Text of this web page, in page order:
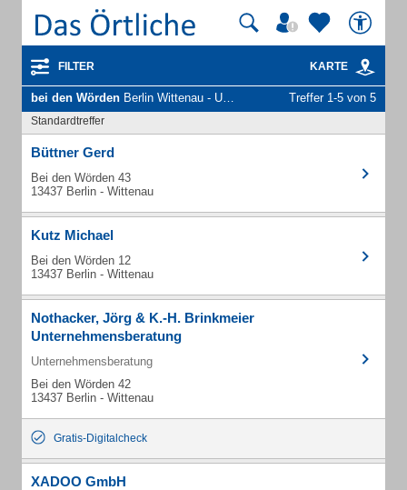
FILTER KARTE
bei den Wörden Berlin Wittenau - Unternehmen und Personen Treffer 1-5 von 5
Standardtreffer
Büttner Gerd
Bei den Wörden 43
13437 Berlin - Wittenau
Kutz Michael
Bei den Wörden 12
13437 Berlin - Wittenau
Nothacker, Jörg & K.-H. Brinkmeier
Unternehmensberatung
Unternehmensberatung
Bei den Wörden 42
13437 Berlin - Wittenau
Gratis-Digitalcheck
XADOO GmbH